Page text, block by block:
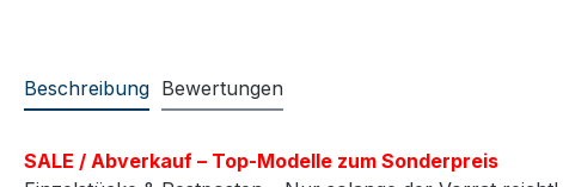
Beschreibung Bewertungen
SALE / Abverkauf – Top-Modelle zum Sonderpreis